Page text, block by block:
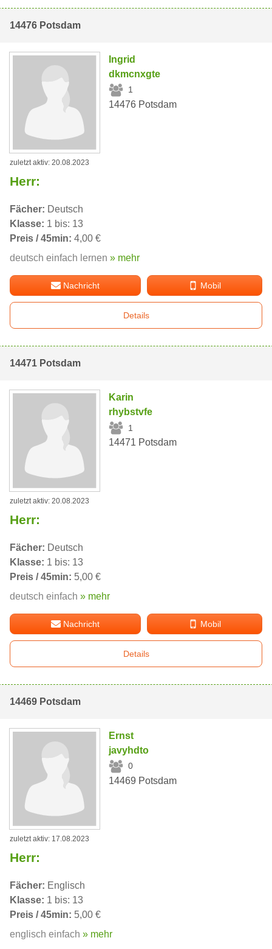
14476 Potsdam
Ingrid
dkmcnxgte
1
14476 Potsdam
zuletzt aktiv: 20.08.2023
Herr:
Fächer: Deutsch
Klasse: 1 bis: 13
Preis / 45min: 4,00 €
deutsch einfach lernen » mehr
Nachricht Mobil
Details
14471 Potsdam
Karin
rhybstvfe
1
14471 Potsdam
zuletzt aktiv: 20.08.2023
Herr:
Fächer: Deutsch
Klasse: 1 bis: 13
Preis / 45min: 5,00 €
deutsch einfach » mehr
Nachricht Mobil
Details
14469 Potsdam
Ernst
javyhdto
0
14469 Potsdam
zuletzt aktiv: 17.08.2023
Herr:
Fächer: Englisch
Klasse: 1 bis: 13
Preis / 45min: 5,00 €
englisch einfach » mehr